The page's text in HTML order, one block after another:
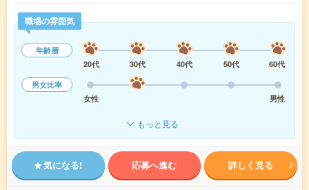
職場の雰囲気
年齢層
20代
30代 40代 50代
60代
男女比率
女性
男性
もっと見る
気になる! 応募へ進む 詳しく見る